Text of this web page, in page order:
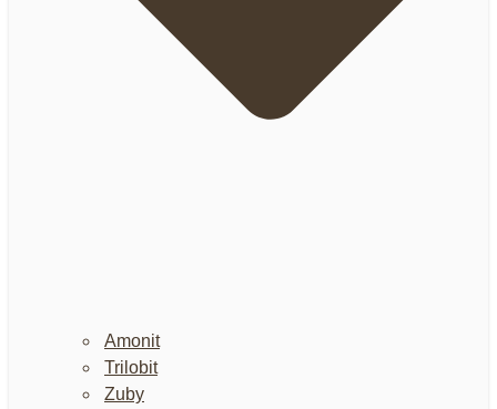
Amonit
Trilobit
Zuby